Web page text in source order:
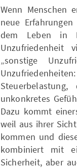
Wenn Menschen
neue
dem Leben in
Unzufriedenheit
„sonstige
unkonkretes
Dazu kommt
weil aus ihrer
kommen und
kombiniert mit
Sicherheit, aber